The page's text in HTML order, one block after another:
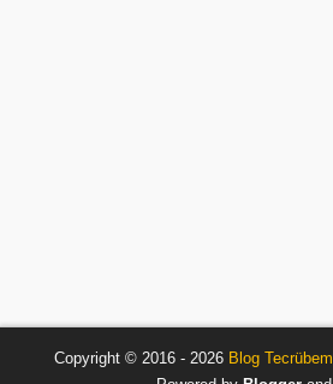
Copyright © 2016 - 2026 Blog Tecrübem